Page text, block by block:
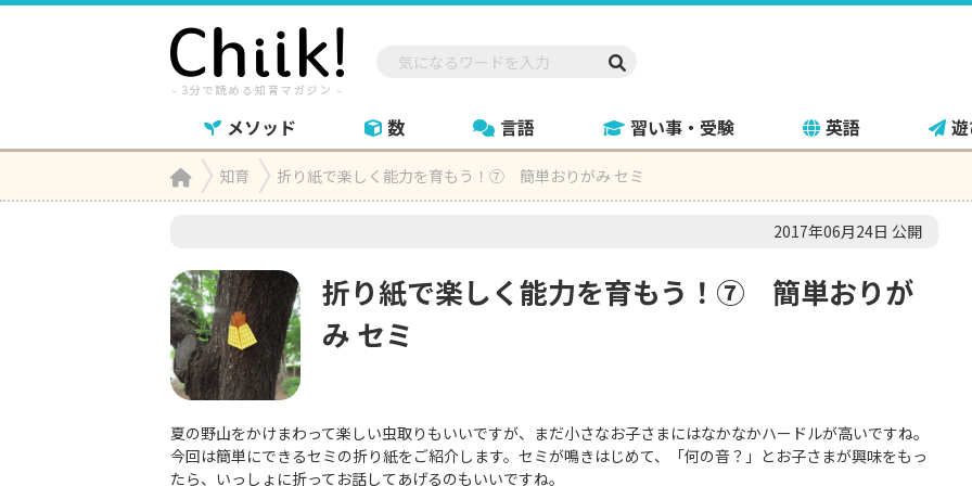
メソッド 数 言語 習い事・受験 英語
Home知育 折り紙で楽しく能力を育もう！⑦ 簡単おりがみ セミ
2017年06月24日 公開
折り紙で楽しく能力を育もう！⑦ 簡単おりが
み セミ
夏の野山をかけまわって楽しい虫取りもいいですが、まだ小さなお子さまにはなかなかハードルが高いですね。
今回は簡単にできるセミの折り紙をご紹介します。セミが鳴きはじめて、「何の音？」とお子さまが興味をもっ
たら、いっしょに折ってお話してあげるのもいいですね。